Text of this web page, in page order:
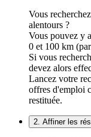
Vous
alentours ?
Vous pouvez y
0 et 100 km
Si vous
devez alors
Lancez votre
offres d'emploi
restituée.
2. Affiner les